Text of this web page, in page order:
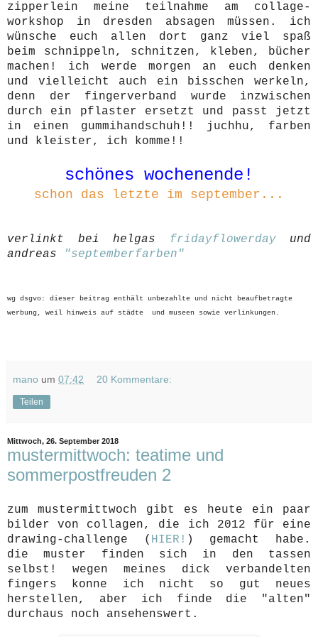
zipperlein meine teilnahme am collage-
workshop in dresden absagen müssen. ich
wünsche euch allen dort ganz viel spaß
beim schnippeln, schnitzen, kleben, bücher
machen! ich werde morgen an euch denken
und vielleicht auch ein bisschen werkeln,
denn der fingerverband wurde inzwischen
durch ein pflaster ersetzt und passt jetzt
in einen gummihandschuh!! juchhu, farben
und kleister, ich komme!!
schönes wochenende!
schon das letzte im september...
verlinkt bei helgas fridayflowerdayund
andreas
"septemberfarben"
wg dsgvo: dieser beitrag enthält unbezahlte und nicht beaufbetragte
werbung, weil hinweis auf städte und museen sowie verlinkungen.
mano um 07:42 20 Kommentare:
Teilen
Mittwoch, 26. September 2018
mustermittwoch: teatime und
sommerpostfreuden 2
zum mustermittwoch gibt es heute ein paar
bilder von collagen, die ich 2012 für eine
drawing-challenge ( HIER! ) gemacht habe.
die muster finden sich in den tassen
selbst! wegen meines dick verbandelten
fingers konne ich nicht so gut neues
herstellen, aber ich finde die "alten"
durchaus noch ansehenswert.